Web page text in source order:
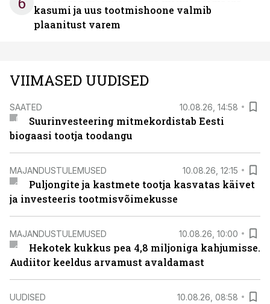
kasumi ja uus tootmishoone valmib
plaanitust varem
VIIMASED UUDISED
SAATED 10.08.26, 14:58
Suurinvesteering mitmekordistab Eesti
biogaasi tootja toodangu
MAJANDUSTULEMUSED 10.08.26, 12:15
Puljongite ja kastmete tootja kasvatas käivet
ja investeeris tootmisvõimekusse
MAJANDUSTULEMUSED 10.08.26, 10:00
Hekotek kukkus pea 4,8 miljoniga kahjumisse.
Audiitor keeldus arvamust avaldamast
UUDISED 10.08.26, 08:58